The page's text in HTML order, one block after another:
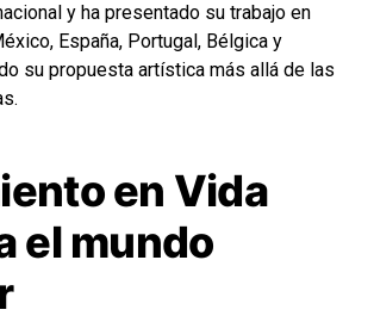
y ha presentado su trabajo en
España, Portugal, Bélgica y
su propuesta artística más allá de las
en Vida
el mundo